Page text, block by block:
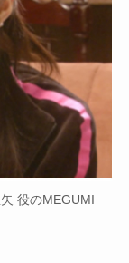
役のMEGUMI